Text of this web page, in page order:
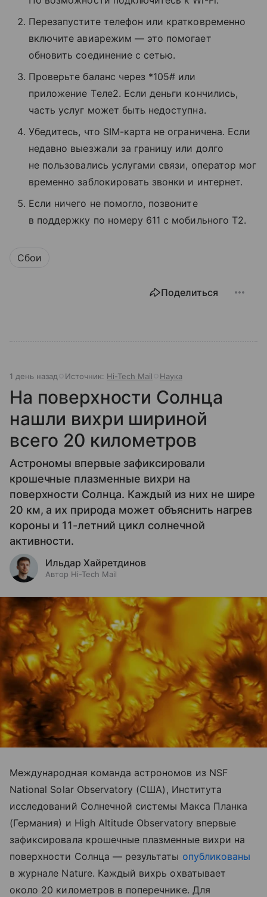
Перезапустите телефон или кратковременно
включите авиарежим — это помогает
обновить соединение с сетью.
Проверьте баланс через *105# или
приложение Tеле2. Если деньги кончились,
часть услуг может быть недоступна.
Убедитесь, что SIM-карта не ограничена. Если
недавно выезжали за границу или долго
не пользовались услугами связи, оператор мог
временно заблокировать звонки и интернет.
Если ничего не помогло, позвоните
в поддержку по номеру 611 с мобильного T2.
Сбои
Поделиться
1 день назад Источник: Hi-Tech Mail Наука
На поверхности Солнца
нашли вихри шириной
всего 20 километров
Астрономы впервые зафиксировали
крошечные плазменные вихри на
поверхности Солнца. Каждый из них не шире
20 км, а их природа может объяснить нагрев
короны и 11-летний цикл солнечной
активности.
Ильдар Хайретдинов
Автор Hi-Tech Mail
Международная команда астрономов из NSF
National Solar Observatory (США), Института
исследований Солнечной системы Макса Планка
(Германия) и High Altitude Observatory впервые
зафиксировала крошечные плазменные вихри на
поверхности Солнца — результаты опубликованы
в журнале Nature. Каждый вихрь охватывает
около 20 километров в поперечнике. Для